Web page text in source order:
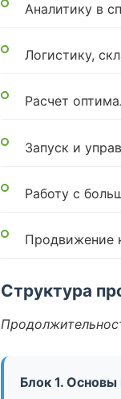
Аналитику в
Логистику,
Расчет
Запуск и
Работу с
Продвижение
Структура
Блок 1.